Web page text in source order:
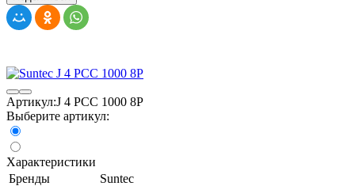
Артикул:J 4 PCC 1000 8P
Выберите артикул:
Характеристики
Бренды
Suntec